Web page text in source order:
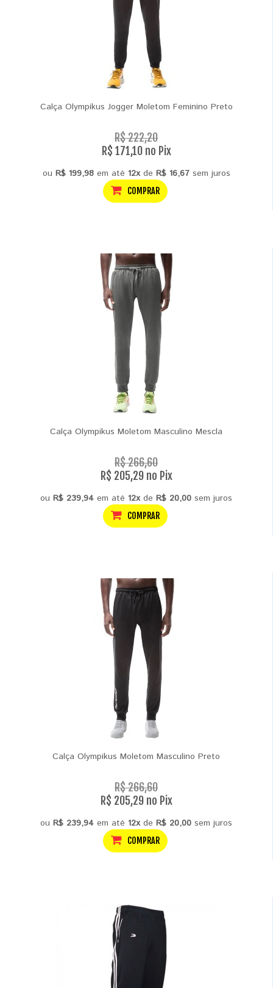
Calça Olympikus Jogger Moletom Feminino Preto
R$ 222,20
R$ 171,10 no Pix
ou R$ 199,98em até 12xde R$ 16,67sem juros
COMPRAR
Calça Olympikus Moletom Masculino Mescla
R$ 266,60
R$ 205,29 no Pix
ou R$ 239,94 em até 12xde R$ 20,00 sem juros
COMPRAR
Calça Olympikus Moletom Masculino Preto
R$ 266,60
R$ 205,29 no Pix
ou R$ 239,94 em até 12xde R$ 20,00 sem juros
COMPRAR